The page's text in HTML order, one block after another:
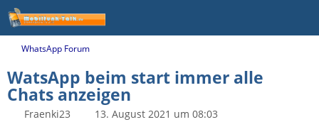
WhatsApp Forum
WatsApp beim start immer alle
Chats anzeigen
Fraenki23 13. August 2021 um 08:03